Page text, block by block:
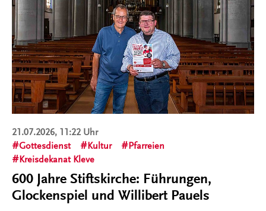
21.07.2026, 11:22 Uhr
Gottesdienst
Kultur
Pfarreien
Kreisdekanat Kleve
600 Jahre Stiftskirche: Führungen,
Glockenspiel und Willibert Pauels